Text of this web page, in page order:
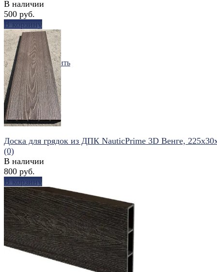
избранное сравнить
В наличии
500 руб.
В корзину
избранное сравнить
Доска для грядок из ДПК NauticPrime 3D Венге,
(0)
В наличии
800 руб.
В корзину